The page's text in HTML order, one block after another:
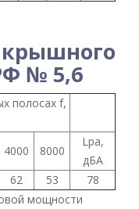
№ 5,6
полосах f,
4000 8000
Lpa,
дБА
62 53
78
мощности